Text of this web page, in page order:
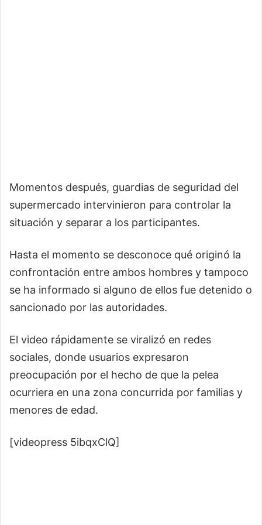
Momentos después, guardias de seguridad del
supermercado intervinieron para controlar la
situación y separar a los participantes.
Hasta el momento se desconoce qué originó la
confrontación entre ambos hombres y tampoco
se ha informado si alguno de ellos fue detenido o
sancionado por las autoridades.
El video rápidamente se viralizó en redes
sociales, donde usuarios expresaron
preocupación por el hecho de que la pelea
ocurriera en una zona concurrida por familias y
menores de edad.
[videopress 5ibqxClQ]